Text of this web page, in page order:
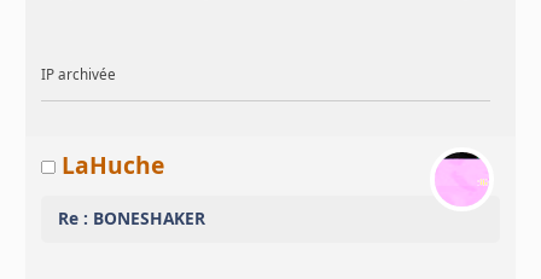
IP archivée
LaHuche
Re : BONESHAKER